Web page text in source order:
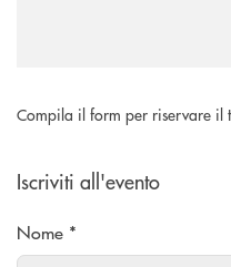
Compila il form per riservare il
Iscriviti all'evento
Nome *